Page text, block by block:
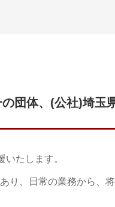
団体、(公社)埼玉
たします。
り、日常の業務から、